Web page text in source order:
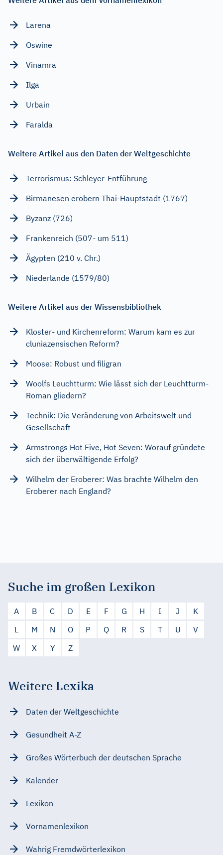
Larena
Oswine
Vinamra
Ilga
Urbain
Faralda
Weitere Artikel aus den Daten der Weltgeschichte
Terrorismus: Schleyer-Entführung
Birmanesen erobern Thai-Hauptstadt (1767)
Byzanz (726)
Frankenreich (507- um 511)
Ägypten (210 v. Chr.)
Niederlande (1579/80)
Weitere Artikel aus der Wissensbibliothek
Kloster- und Kirchenreform: Warum kam es zur
cluniazensischen Reform?
Moose: Robust und filigran
Woolfs Leuchtturm: Wie lässt sich der Leuchtturm-
Roman gliedern?
Technik: Die Veränderung von Arbeitswelt und
Gesellschaft
Armstrongs Hot Five, Hot Seven: Worauf gründete
sich der überwältigende Erfolg?
Wilhelm der Eroberer: Was brachte Wilhelm den
Eroberer nach England?
Suche im großen Lexikon
A B C D E F G H I J
K
L
M N O P Q R S T U
V
W
X Y Z
Weitere Lexika
Daten der Weltgeschichte
Gesundheit A-Z
Großes Wörterbuch der deutschen Sprache
Kalender
Lexikon
Vornamenlexikon
Wahrig Fremdwörterlexikon